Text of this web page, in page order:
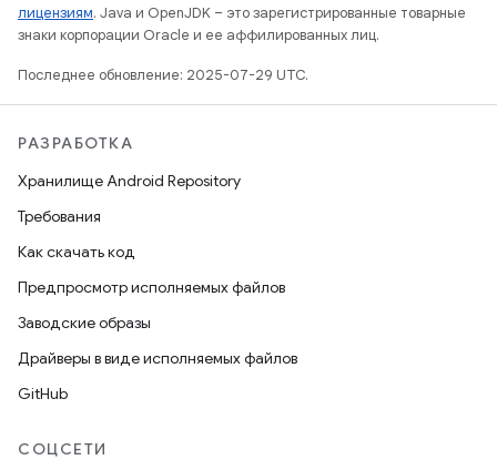
лицензиям. Java и OpenJDK – это зарегистрированные товарные
знаки корпорации Oracle и ее аффилированных лиц.
Последнее обновление: 2025-07-29 UTC.
РАЗРАБОТКА
Хранилище Android Repository
Требования
Как скачать код
Предпросмотр исполняемых файлов
Заводские образы
Драйверы в виде исполняемых файлов
GitHub
СОЦСЕТИ